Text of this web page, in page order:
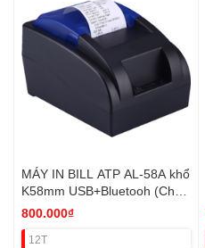
MÁY IN BILL ATP AL-58A khổ
K58mm USB+Bluetooh (Chưa
vat)
800.000₫
12T